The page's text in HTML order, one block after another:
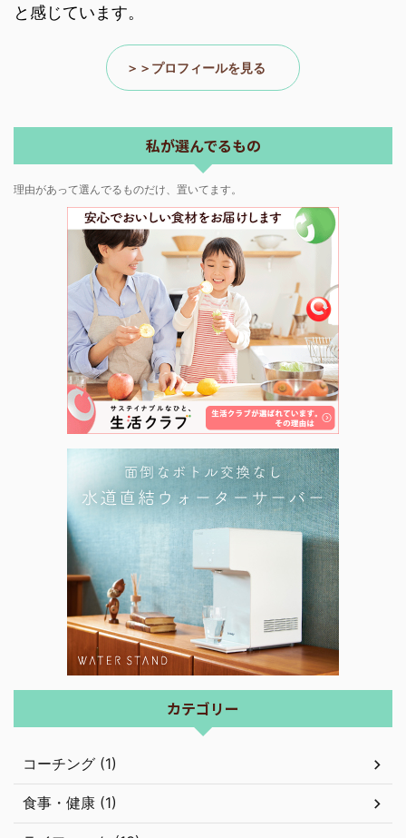
と感じています。
＞＞プロフィールを見る
私が選んでるもの
理由があって選んでるものだけ、置いてます。
カテゴリー
コーチング (1)
食事・健康 (1)